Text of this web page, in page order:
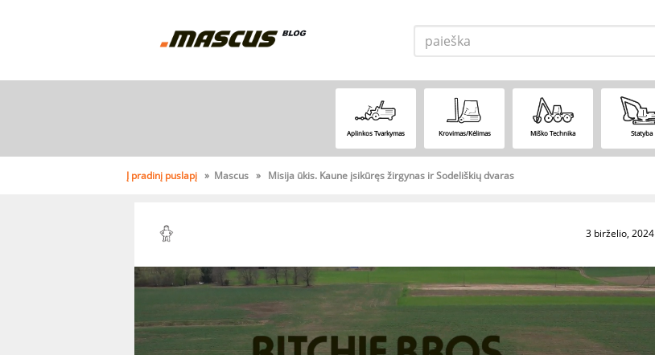
Aplinkos Tvarkymas Krovimas/kėlimas Miško Technika Statyba
Į pradinį puslapį » Mascus » Misija ūkis. Kaune įsikūręs žirgynas ir Sodeliškių dvaras
3 birželio, 2024